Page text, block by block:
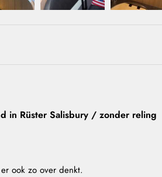
in Rüster Salisbury / zonder reling
ook zo over denkt.